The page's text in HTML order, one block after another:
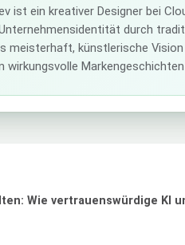
ist ein kreativer Designer bei
durch
meisterhaft, künstlerische
wirkungsvolle
Wie vertrauenswürdige KI